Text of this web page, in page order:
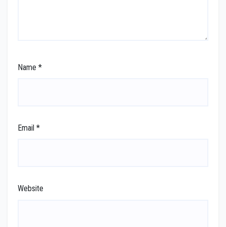
Name *
Email *
Website